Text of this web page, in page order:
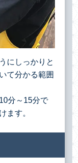
にしっかりと
て分かる範囲
分～15分で
ます。